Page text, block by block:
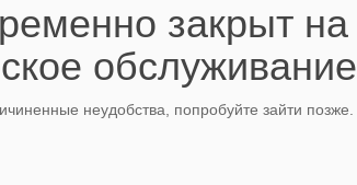
закрыт на
неудобства, попробуйте зайти позже.